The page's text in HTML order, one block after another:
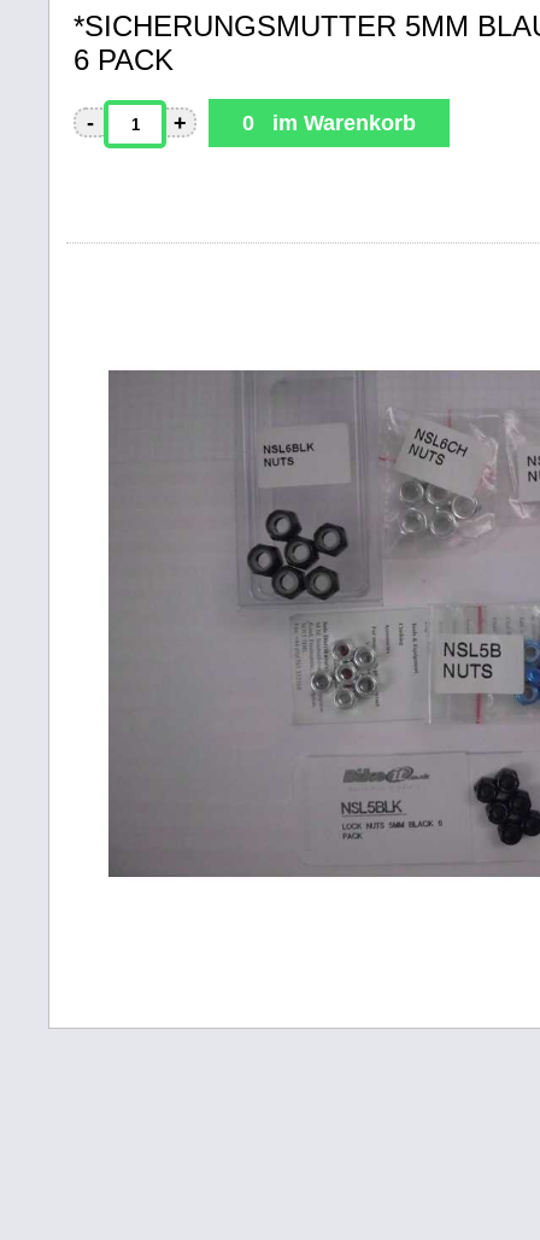
*SICHERUNGSMUTTER 5MM
6 PACK
- + 0 im Warenkorb